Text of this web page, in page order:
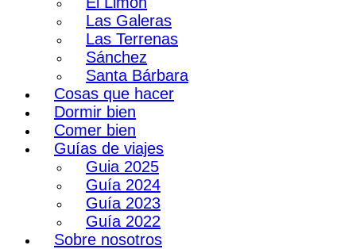
Las Galeras
Las Terrenas
Sánchez
Santa Bárbara
Cosas que hacer
Dormir bien
Comer bien
Guías de viajes
Guia 2025
Guía 2024
Guía 2023
Guía 2022
Sobre nosotros